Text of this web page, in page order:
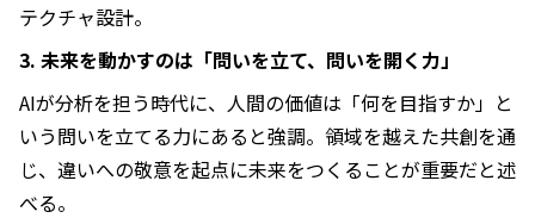
テクチャ設計。
3. 未来を動かすのは「問いを立て、問いを開く力」
AIが分析を担う時代に、人間の価値は「何を目指すか」と
いう問いを立てる力にあると強調。領域を越えた共創を通
じ、違いへの敬意を起点に未来をつくることが重要だと述
べる。